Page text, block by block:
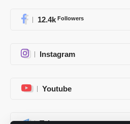
12.4k Followers
Instagram
Youtube